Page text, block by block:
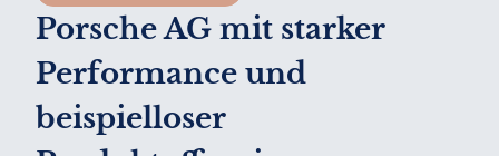
Porsche AG mit starker
Performance und
beispielloser